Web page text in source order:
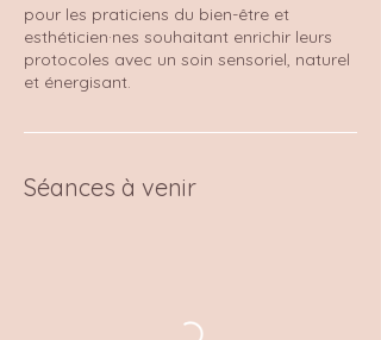
pour les praticiens du bien-être et
esthéticien·nes souhaitant enrichir leurs
protocoles avec un soin sensoriel, naturel
et énergisant.
Séances à venir